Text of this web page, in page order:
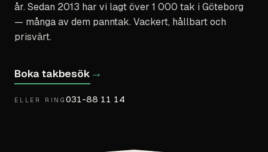
år. Sedan 2013 har vi lagt över 1 000 tak i Göteborg
— många av dem panntak. Vackert, hållbart och
prisvärt.
Boka takbesök →
ELLER RING 031-88 11 14